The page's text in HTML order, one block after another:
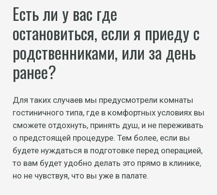
Есть ли у вас где
остановиться, если я приеду с
родственниками, или за день
ранее?
Для таких случаев мы предусмотрели комнаты
гостиничного типа, где в комфортных условиях вы
сможете отдохнуть, принять душ, и не переживать
о предстоящей процедуре. Тем более, если вы
будете нуждаться в подготовке перед операцией,
то вам будет удобно делать это прямо в клинике,
но не чувствуя, что вы уже в палате.